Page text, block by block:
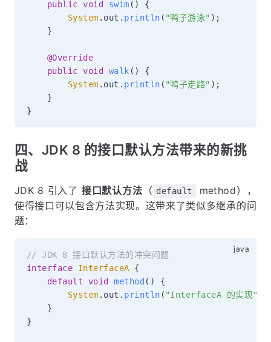
public void swim ( )
{
System . out . println ( "鸭子游泳" ) ;
}
@Override
public void walk ( )
{
System . out . println ( "鸭子走路" ) ;
}
}
四、JDK 8 的接口默认方法带来的新挑
战
JDK 8 引入了 接口默认方法 （ default
method），
使得接口可以包含方法实现。这带来了类似多继承的问
题：
// JDK 8 接口默认方法的冲突问题
interface
InterfaceA
{
default
void method ( )
{
System . out . println ( "InterfaceA 的实现"
}
}